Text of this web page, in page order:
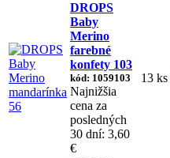
DROPS
Baby
Merino
farebné
konfety 103
kód: 1059103
Najnižšia
cena za
posledných
30 dní: 3,60
€
13 ks